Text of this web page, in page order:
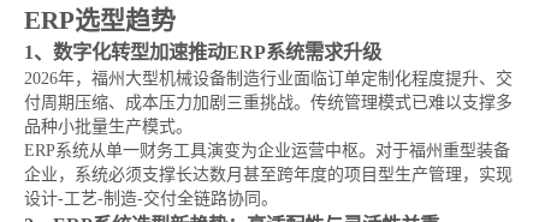
ERP选型趋势
1、数字化转型加速推动ERP系统需求升级
2026年，福州大型机械设备制造行业面临订单定制化程度提升、交
付周期压缩、成本压力加剧三重挑战。传统管理模式已难以支撑多
品种小批量生产模式。
ERP系统从单一财务工具演变为企业运营中枢。对于福州重型装备
企业，系统必须支撑长达数月甚至跨年度的项目型生产管理，实现
设计-工艺-制造-交付全链路协同。